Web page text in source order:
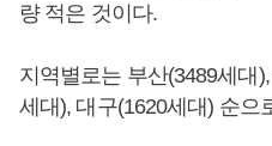
량 적은 것이다.
지역별로는 부산(3489세대
세대), 대구(1620세대) 순으